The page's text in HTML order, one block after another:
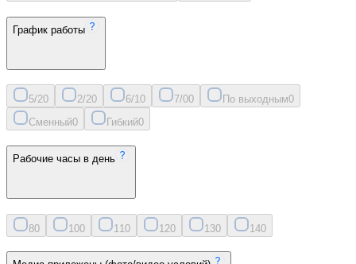
График работы
5/20 2/20 6/10 7/00 По выходным0
Сменный0 Гибкий0
Рабочие часы в день
80 100 11 0 120 130 140